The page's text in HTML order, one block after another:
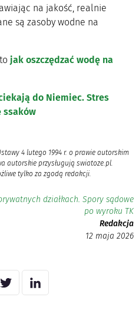
na jakość, realnie
są zasoby wodne na
jak oszczędzać wodę na
do Niemiec. Stres
ssaków
4 lutego 1994 r. o prawie autorskim
autorskie przysługują swiatoze.pl.
tylko za zgodą redakcji.
działkach. Spory sądowe
po wyroku TK
Redakcja
12 maja 2026